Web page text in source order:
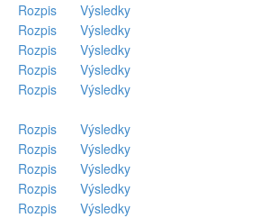
Rozpis
Výsledky
Rozpis
Výsledky
Rozpis
Výsledky
Rozpis
Výsledky
Rozpis
Výsledky
Rozpis
Výsledky
Rozpis
Výsledky
Rozpis
Výsledky
Rozpis
Výsledky
Rozpis
Výsledky